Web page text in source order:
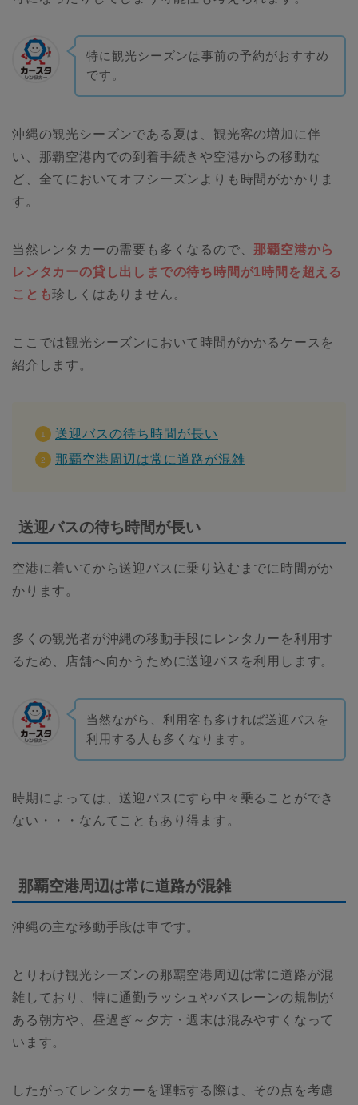
特に観光シーズンは事前の予約がおすすめ
です。
沖縄の観光シーズンである夏は、観光客の増加に伴
い、那覇空港内での到着手続きや空港からの移動な
ど、全てにおいてオフシーズンよりも時間がかかりま
す。
当然レンタカーの需要も多くなるので、 那覇空港から
レンタカーの貸し出しまでの待ち時間が1時間を超える
ことも珍しくはありません。
ここでは観光シーズンにおいて時間がかかるケースを
紹介します。
送迎バスの待ち時間が長い
那覇空港周辺は常に道路が混雑
送迎バスの待ち時間が長い
空港に着いてから送迎バスに乗り込むまでに時間がか
かります。
多くの観光者が沖縄の移動手段にレンタカーを利用す
るため、店舗へ向かうために送迎バスを利用します。
当然ながら、利用客も多ければ送迎バスを
利用する人も多くなります。
時期によっては、送迎バスにすら中々乗ることができ
ない・・・なんてこともあり得ます。
那覇空港周辺は常に道路が混雑
沖縄の主な移動手段は車です。
とりわけ観光シーズンの那覇空港周辺は常に道路が混
雑しており、特に通勤ラッシュやバスレーンの規制が
ある朝方や、昼過ぎ～夕方・週末は混みやすくなって
います。
したがってレンタカーを運転する際は、その点を考慮